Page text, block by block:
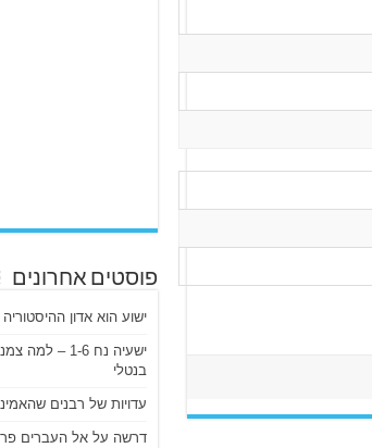
פוסטים אחרונים
ישוע הוא אדון ההיסטוריה
ישעיה נח 1-6
בנטלי
עדויות של רבנים